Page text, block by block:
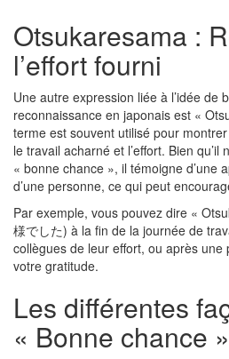
Otsukaresama :
l’effort fourni
Une autre expression liée à l’idée de
reconnaissance en japonais est «
terme est souvent utilisé pour
le travail acharné et l’effort. Bien
« bonne chance », il témoigne d’une
d’une personne, ce qui peut
Par exemple, vous pouvez dire «
様でした) à la fin de la journée de
collègues de leur effort, ou après
votre gratitude.
Les différentes
« Bonne chance